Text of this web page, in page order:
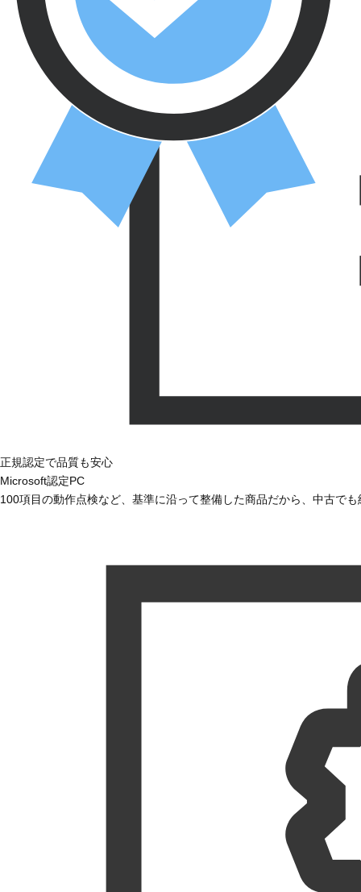
正規認定で品質も安心
Microsoft認定PC
100項目の動作点検など、基準に沿って整備した商品だから、中古で